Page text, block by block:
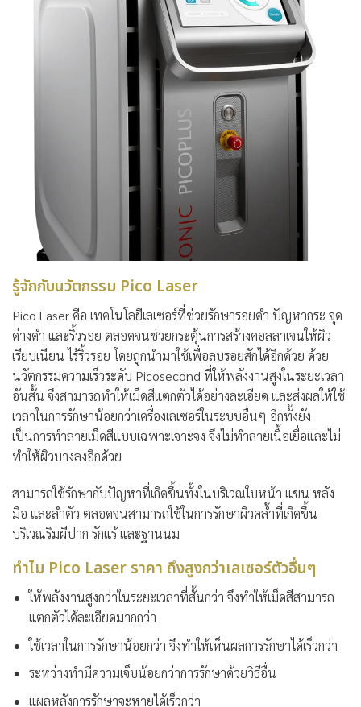
รู้จักกับนวัตกรรม Pico Laser
Pico Laser คือ เทคโนโลยีเลเซอร์ที่ช่วยรักษารอยดำ ปัญหากระ จุด
ด่างดำ และริ้วรอย ตลอดจนช่วยกระตุ้นการสร้างคอลลาเจนให้ผิว
เรียบเนียน ไร้ริ้วรอย โดยถูกนำมาใช้เพื่อลบรอยสักได้อีกด้วย ด้วย
นวัตกรรมความเร็วระดับ Picosecond ที่ให้พลังงานสูงในระยะเวลา
อันสั้น จึงสามารถทำให้เม็ดสีแตกตัวได้อย่างละเอียด และส่งผลให้ใช้
เวลาในการรักษาน้อยกว่าเครื่องเลเซอร์ในระบบอื่นๆ อีกทั้งยัง
เป็นการทำลายเม็ดสีแบบเฉพาะเจาะจง จึงไม่ทำลายเนื้อเยื่อและไม่
ทำให้ผิวบางลงอีกด้วย
สามารถใช้รักษากับปัญหาที่เกิดขึ้นทั้งในบริเวณใบหน้า แขน หลัง
มือ และลำตัว ตลอดจนสามารถใช้ในการรักษาผิวคล้ำที่เกิดขึ้น
บริเวณริมผีปาก รักแร้ และฐานนม
ทำไม Pico Laser ราคา ถึงสูงกว่าเลเซอร์ตัวอื่นๆ
ให้พลังงานสูงกว่าในระยะเวลาที่สั้นกว่า จึงทำให้เม็ดสีสามารถ
แตกตัวได้ละเอียดมากกว่า
ใช้เวลาในการรักษาน้อยกว่า จึงทำให้เห็นผลการรักษาได้เร็วกว่า
ระหว่างทำมีความเจ็บน้อยกว่าการรักษาด้วยวิธีอื่น
แผลหลังการรักษาจะหายได้เร็วกว่า